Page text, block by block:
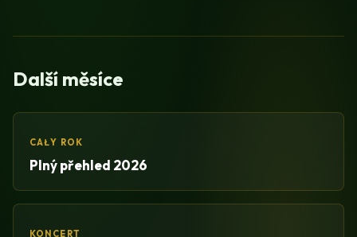
Další měsíce
CAŁY ROK
Plný přehled 2026
KONCERT